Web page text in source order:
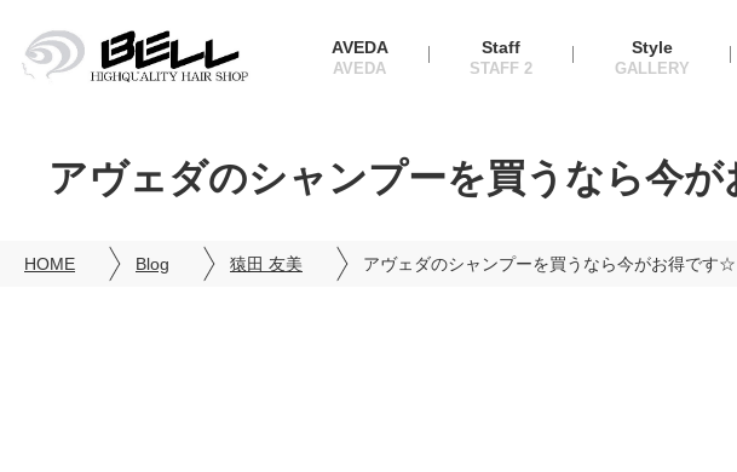
AVEDA Staff Style
アヴェダのシャンプーを買うなら今
HOME Blog 猿田 友美 アヴェダのシャンプーを買うなら今がお得です☆